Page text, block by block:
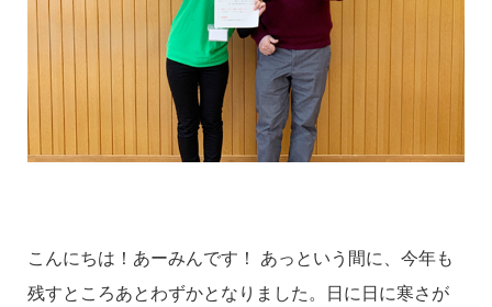
こんにちは！あーみんです！ あっという間に、今年も
残すところあとわずかとなりました。日に日に寒さが